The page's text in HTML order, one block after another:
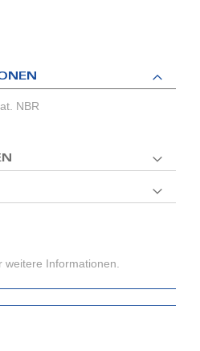
weitere Informationen.
NBR